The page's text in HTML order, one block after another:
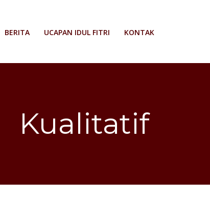
BERITA UCAPAN IDUL FITRI KONTAK
Kualitatif